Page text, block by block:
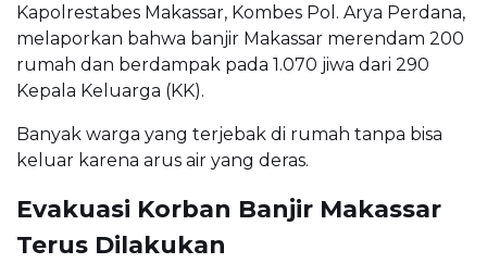
Kapolrestabes Makassar, Kombes Pol. Arya Perdana,
melaporkan bahwa banjir Makassar merendam 200
rumah dan berdampak pada 1.070 jiwa dari 290
Kepala Keluarga (KK).
Banyak warga yang terjebak di rumah tanpa bisa
keluar karena arus air yang deras.
Evakuasi Korban Banjir Makassar
Terus Dilakukan